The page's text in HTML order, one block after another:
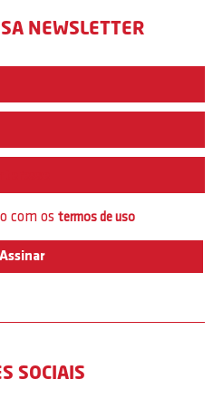
NEWSLETTER
com os termos de uso
SOCIAIS